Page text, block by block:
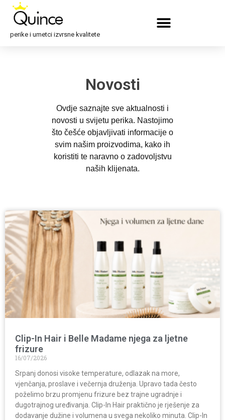
perike i umetci izvrsne kvalitete
Novosti
Ovdje saznajte sve aktualnosti i
novosti u svijetu perika. Nastojimo
što češće objavljivati informacije o
svim našim proizvodima, kako ih
koristiti te naravno o zadovoljstvu
naših klijenata.
Clip-In Hair i Belle Madame njega za ljetne
frizure
16/07/2026
Srpanj donosi visoke temperature, odlazak na more,
vjenčanja, proslave i večernja druženja. Upravo tada često
poželimo brzu promjenu frizure bez trajne ugradnje i
dugotrajnog uređivanja. Clip-In Hair praktično je rješenje za
dodavanje dužine i volumena u svega nekoliko minuta. Clip-In